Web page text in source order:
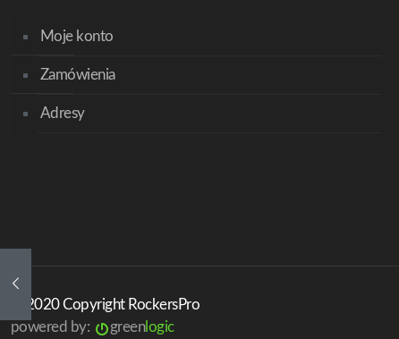
Moje konto
Zamówienia
Adresy
© 2020 Copyright RockersPro
powered by:
greenlogic